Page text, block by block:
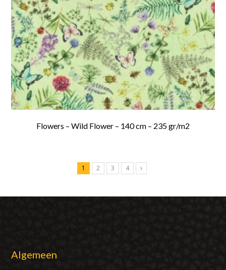
Flowers – Wild Flower – 140 cm – 235 gr/m2
1 2 3 4
Algemeen